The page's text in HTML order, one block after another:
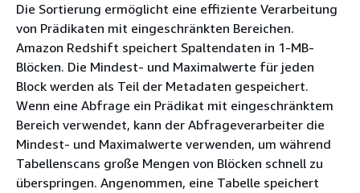
Die Sortierung ermöglicht eine effiziente Verarbeitung
von Prädikaten mit eingeschränkten Bereichen.
Amazon Redshift speichert Spaltendaten in 1-MB-
Blöcken. Die Mindest- und Maximalwerte für jeden
Block werden als Teil der Metadaten gespeichert.
Wenn eine Abfrage ein Prädikat mit eingeschränktem
Bereich verwendet, kann der Abfrageverarbeiter die
Mindest- und Maximalwerte verwenden, um während
Tabellenscans große Mengen von Blöcken schnell zu
überspringen. Angenommen, eine Tabelle speichert